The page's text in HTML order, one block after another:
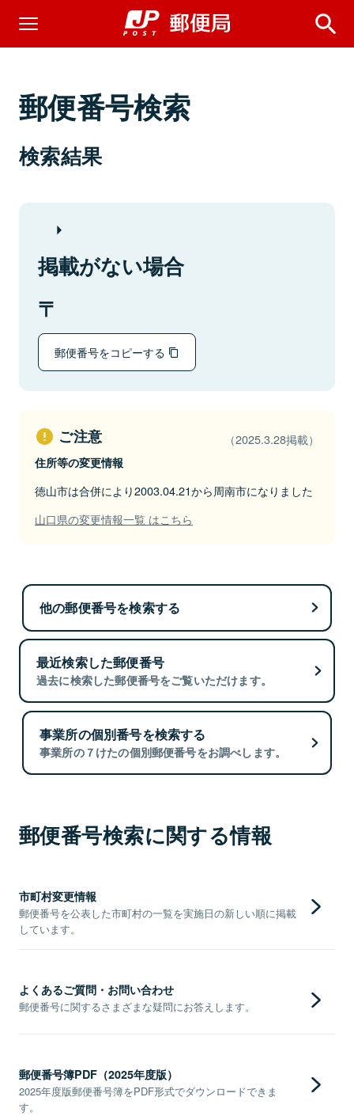
郵便番号検索
検索結果
掲載がない場合
郵便番号をコピーする
ご注意 （2025.3.28掲載）
住所等の変更情報
徳山市は合併により2003.04.21から周南市になりました
山口県の変更情報一覧 はこちら
他の郵便番号を検索する
最近検索した郵便番号
過去に検索した郵便番号をご覧いただけます。
事業所の個別番号を検索する
事業所の７けたの個別郵便番号をお調べします。
郵便番号検索に関する情報
市町村変更情報
郵便番号を公表した市町村の一覧を実施日の新しい順に掲載
しています。
よくあるご質問・お問い合わせ
郵便番号に関するさまざまな疑問にお答えします。
郵便番号簿PDF（2025年度版）
2025年度版郵便番号簿をPDF形式でダウンロードできま
す。